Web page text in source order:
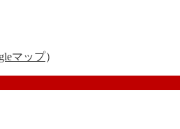
マップ）